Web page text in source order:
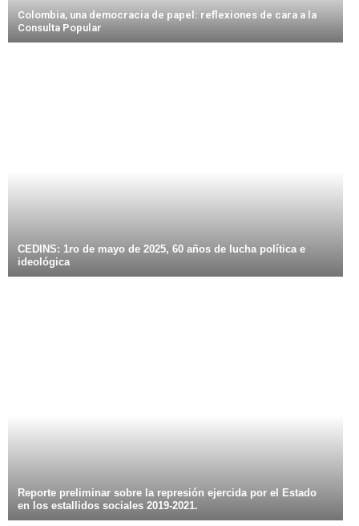
Colombia, una democracia de papel: reflexiones de cara a la
Consulta Popular
CEDINS: 1ro de mayo de 2025, 60 años de lucha política e
ideológica
Reporte preliminar sobre la represión ejercida por el Estado
en los estallidos sociales 2019-2021.